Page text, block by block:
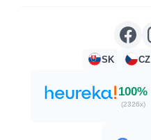
SK CZ
100%
(2326x)